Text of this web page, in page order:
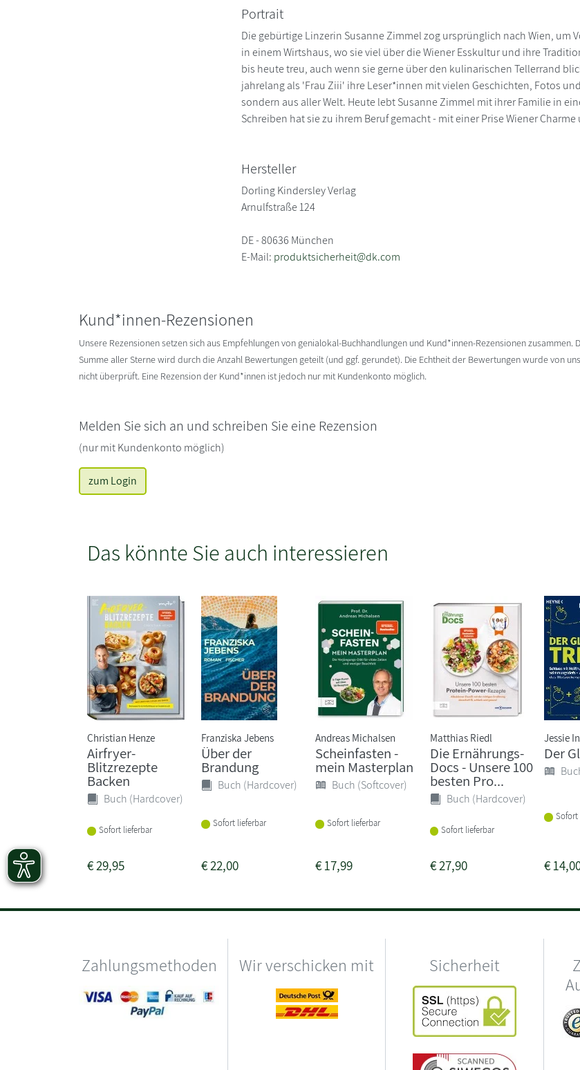
Portrait
Die gebürtige Linzerin Susanne Zimmel zog ursprünglich nach Wien,
in einem Wirtshaus, wo sie viel über die Wiener Esskultur und ihre
bis heute treu, auch wenn sie gerne über den kulinarischen Tellerrand
jahrelang als 'Frau Ziii' ihre Leser*innen mit vielen Geschichten, Fotos
sondern aus aller Welt. Heute lebt Susanne Zimmel mit ihrer Familie in
Schreiben hat sie zu ihrem Beruf gemacht - mit einer Prise Wiener
Hersteller
Dorling Kindersley Verlag
Arnulfstraße 124
DE - 80636 München
E-Mail: produktsicherheit@dk.com
Kund*innen-Rezensionen
Unsere Rezensionen setzen sich aus Empfehlungen von genialokal-Buchhandlungen und Kund*innen-Rezensionen zusammen.
Summe aller Sterne wird durch die Anzahl Bewertungen geteilt (und ggf. gerundet). Die Echtheit der Bewertungen wurde von uns
nicht überprüft. Eine Rezension der Kund*innen ist jedoch nur mit Kundenkonto möglich.
Melden Sie sich an und schreiben Sie eine Rezension
(nur mit Kundenkonto möglich)
zum Login
Das könnte Sie auch interessieren
Christian Henze
Airfryer-
Blitzrezepte
Backen
Buch (Hardcover)
Sofort lieferbar
€29,95
Franziska Jebens
Über der
Brandung
Buch (Hardcover)
Sofort lieferbar
€22,00
Andreas Michalsen
Scheinfasten -
mein Masterplan
Buch (Softcover)
Sofort lieferbar
€17,99
Matthias Riedl
Die Ernährungs-
Docs - Unsere 100
besten Pro...
Buch (Hardcover)
Sofort lieferbar
€27,90
Jessie
Der
Sofort
€
Zahlungsmethoden Wir verschicken mit Sicherheit